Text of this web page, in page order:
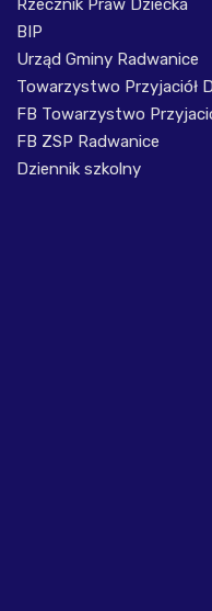
Rzecznik Praw Dziecka
BIP
Urząd Gminy Radwanice
Towarzystwo Przyjaciół
FB Towarzystwo
FB ZSP Radwanice
Dziennik szkolny